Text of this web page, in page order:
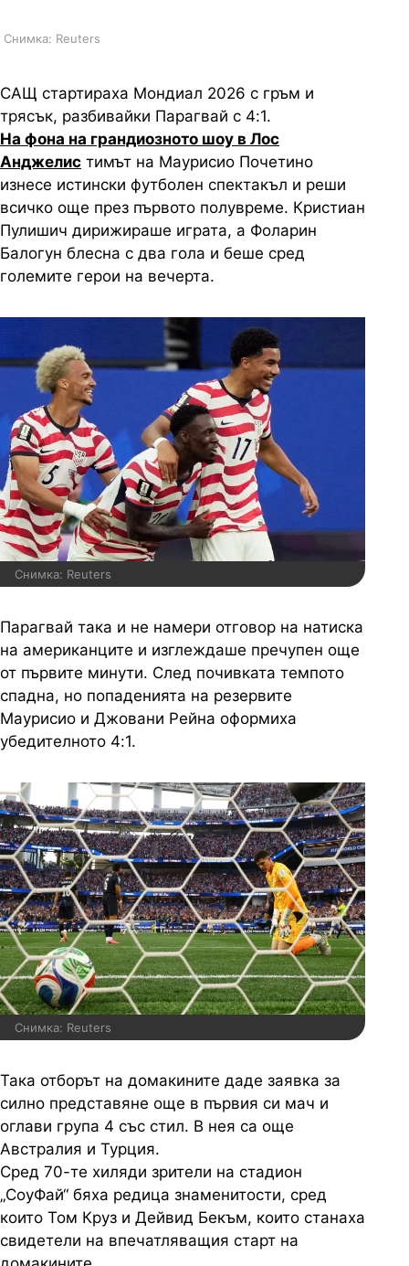
Снимка: Reuters
САЩ стартираха Мондиал 2026 с гръм и
трясък, разбивайки Парагвай с 4:1.
На фона на грандиозното шоу в Лос
Анджелис тимът на Маурисио Почетино
изнесе истински футболен спектакъл и реши
всичко още през първото полувреме. Кристиан
Пулишич дирижираше играта, а Фоларин
Балогун блесна с два гола и беше сред
големите герои на вечерта.
Снимка: Reuters
Парагвай така и не намери отговор на натиска
на американците и изглеждаше пречупен още
от първите минути. След почивката темпото
спадна, но попаденията на резервите
Маурисио и Джовани Рейна оформиха
убедителното 4:1.
Снимка: Reuters
Така отборът на домакините даде заявка за
силно представяне още в първия си мач и
оглави група 4 със стил. В нея са още
Австралия и Турция.
Сред 70-те хиляди зрители на стадион
„СоуФай“ бяха редица знаменитости, сред
които Том Круз и Дейвид Бекъм, които станаха
свидетели на впечатляващия старт на